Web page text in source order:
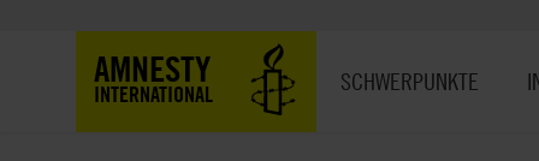
AMNESTY
INTERNATIONAL SCHWERPUNKTE